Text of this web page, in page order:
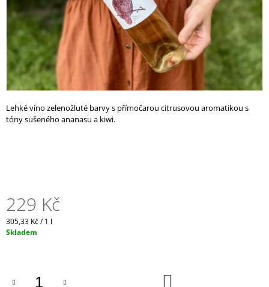
Lehké víno zelenožluté barvy s přímočarou citrusovou aromatikou s
tóny sušeného ananasu a kiwi.
229 Kč
Měrná
cena:
305,33 Kč / 1 l
Skladem
A
J
Í
T
?
O
P
O
R
J